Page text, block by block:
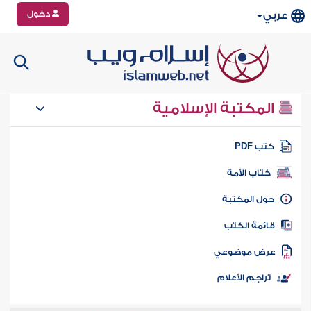
عربي دخول
المكتبة الإسلامية
كتب PDF
كتاب الأمة
المكتبة
الكتب
موضوعي